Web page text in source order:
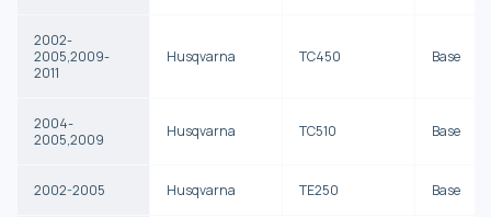
2002-
2005,2009-
2011
Husqvarna TC450 Base
2004-
2005,2009
Husqvarna TC510 Base
2002-2005 Husqvarna TE250 Base